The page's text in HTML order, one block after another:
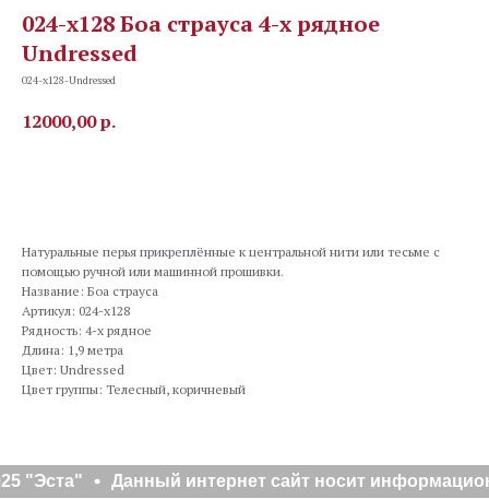
024-х128 Боа страуса 4-х рядное
Undressed
024-х128-Undressed
12000,00р.
Натуральные перья прикреплённые к центральной нити или тесьме с
помощью ручной или машинной прошивки.
Название: Боа страуса
Артикул: 024-х128
Рядность: 4-х рядное
Длина: 1,9 метра
Цвет: Undressed
Цвет группы: Телесный, коричневый
"Эста" Данный интернет сайт носит